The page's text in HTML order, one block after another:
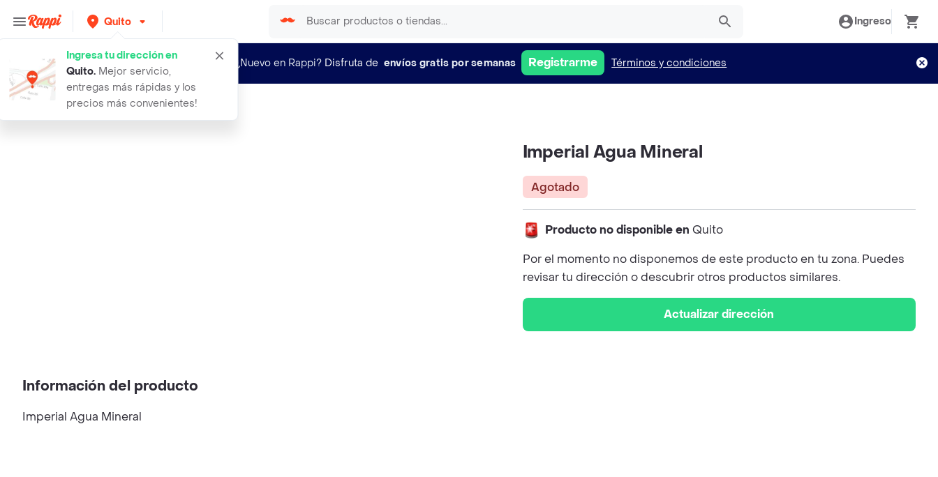
Quito
Ingresa tu dirección en
Quito. Mejor servicio,
entregas más rápidas y los
precios más convenientes!
Ingreso
¿Nuevo en Rappi? Disfruta de envíos gratis por semanas Registrarme Términos y condiciones
imperial agua mineral
Imperial Agua Mineral
Agotado
Producto no disponible en Quito
Por el momento no disponemos de este producto en tu zona. Puedes
revisar tu dirección o descubrir otros productos similares.
Actualizar dirección
Información del producto
Imperial Agua Mineral